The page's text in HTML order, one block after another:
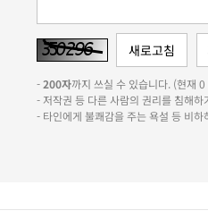
-200자까지 쓰실 수 있습니다. (현재
- 저작권 등 다른 사람의 권리를 침해
- 타인에게 불쾌감을 주는 욕설 등 비